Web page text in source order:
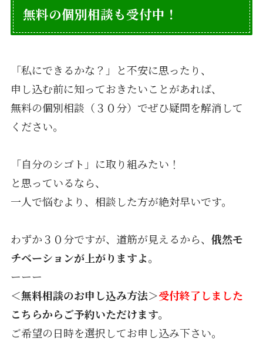
無料の個別相談も受付中！
「私にできるかな？」と不安に思ったり、
申し込む前に知っておきたいことがあれば、
無料の個別相談（３０分）でぜひ疑問を解消して
ください。
「自分のシゴト」に取り組みたい！
と思っているなら、
一人で悩むより、相談した方が絶対早いです。
わずか３０分ですが、道筋が見えるから、 俄然モ
チベーションが上がりますよ。
ーーー
＜無料相談のお申し込み方法＞受付終了しました
こちらからご予約いただけます。
ご希望の日時を選択してお申し込み下さい。